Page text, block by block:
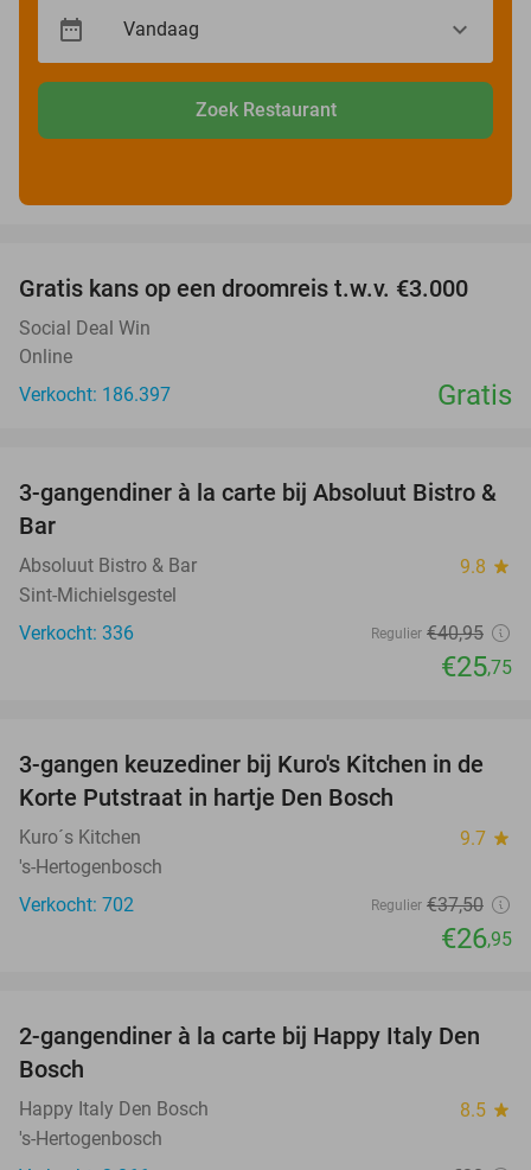
Zoek Restaurant
Gratis kans op een droomreis t.w.v. €3.000
Social Deal Win
Online
Verkocht: 186.397
Gratis
37%
3-gangendiner à la carte bij Absoluut Bistro &
Bar
Absoluut Bistro & Bar 9.8 star
Sint-Michielsgestel
Verkocht: 336
Regulier €40,95
€25,75
28%
3-gangen keuzediner bij Kuro's Kitchen in de
Korte Putstraat in hartje Den Bosch
Kuro´s Kitchen 9.7 star
's-Hertogenbosch
Verkocht: 702
Regulier €37,50
€26,95
35%
2-gangendiner à la carte bij Happy Italy Den
Bosch
Happy Italy Den Bosch 8.5 star
's-Hertogenbosch